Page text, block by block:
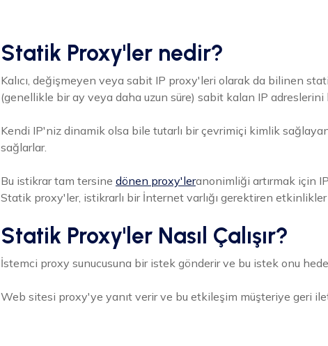
Statik Proxy'ler nedir?
Kalıcı, değişmeyen veya sabit IP proxy'leri olarak da bilinen
(genellikle bir ay veya daha uzun süre) sabit kalan IP adreslerini
Kendi IP'niz dinamik olsa bile tutarlı bir çevrimiçi kimlik
sağlarlar.
Bu istikrar tam tersine dönen proxy'leranonimliği artırmak için
Statik proxy'ler, istikrarlı bir İnternet varlığı gerektiren
Statik Proxy'ler Nasıl Çalışır?
İstemci proxy sunucusuna bir istek gönderir ve bu istek onu
Web sitesi proxy'ye yanıt verir ve bu etkileşim müşteriye geri